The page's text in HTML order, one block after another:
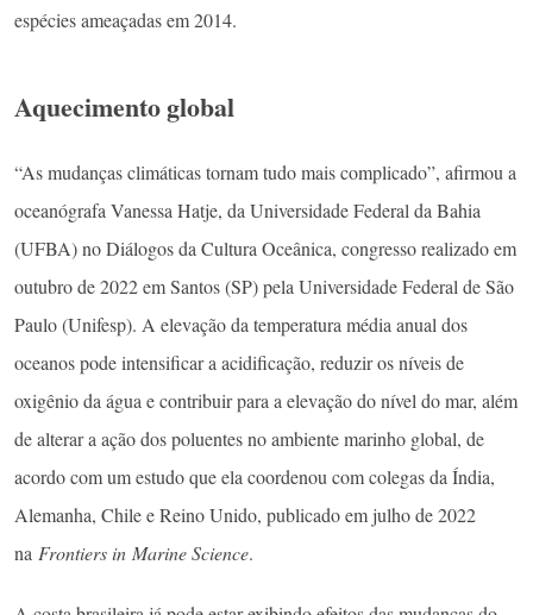
espécies ameaçadas em 2014.
Aquecimento global
“As mudanças climáticas tornam tudo mais complicado”, afirmou a
oceanógrafa Vanessa Hatje, da Universidade Federal da Bahia
(UFBA) no Diálogos da Cultura Oceânica, congresso realizado em
outubro de 2022 em Santos (SP) pela Universidade Federal de São
Paulo (Unifesp). A elevação da temperatura média anual dos
oceanos pode intensificar a acidificação, reduzir os níveis de
oxigênio da água e contribuir para a elevação do nível do mar, além
de alterar a ação dos poluentes no ambiente marinho global, de
acordo com um estudo que ela coordenou com colegas da Índia,
Alemanha, Chile e Reino Unido, publicado em julho de 2022
na Frontiers in Marine Science.